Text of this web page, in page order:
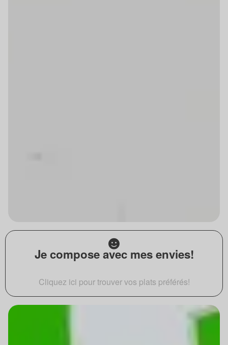
Je compose avec mes envies!
Cliquez ici pour trouver vos plats préférés!